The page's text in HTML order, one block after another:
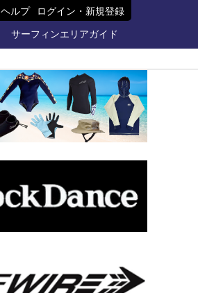
ヘルプ ログイン・新規登録
サーフィンエリアガイド